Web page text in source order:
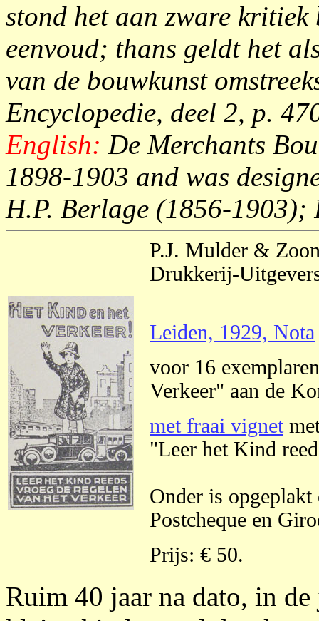
stond het aan zware
eenvoud; thans geldt het
van de bouwkunst
Encyclopedie, deel 2, p.
English: De Merchants
1898-1903 and was
H.P. Berlage (1856-1903);
P.J. Mulder &
Drukkerij-
Leiden, 1929, Nota
voor 16
Verkeer" aan de
met fraai vignet
"Leer het Kind
Onder is
Postcheque en
Prijs: € 50.
Ruim 40 jaar na dato, in